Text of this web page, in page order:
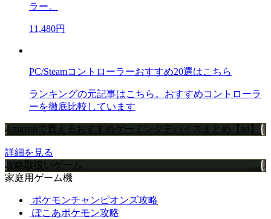
ラー。
11,480円
PC/Steamコントローラーおすすめ20選はこちら
ランキングの元記事はこちら。おすすめコントローラ
ーを徹底比較しています
Amazonで買えるおすすめゲーミングデバイスまとめ【ad】
詳細を見る
攻略取扱いゲーム
家庭用ゲーム機
ポケモンチャンピオンズ攻略
ぽこあポケモン攻略